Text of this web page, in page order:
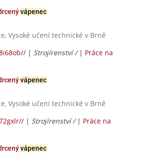
vápenec
Vysoké učení technické v Brně
| Strojírenství / | Práce na
vápenec
Vysoké učení technické v Brně
| Strojírenství / | Práce na
vápenec